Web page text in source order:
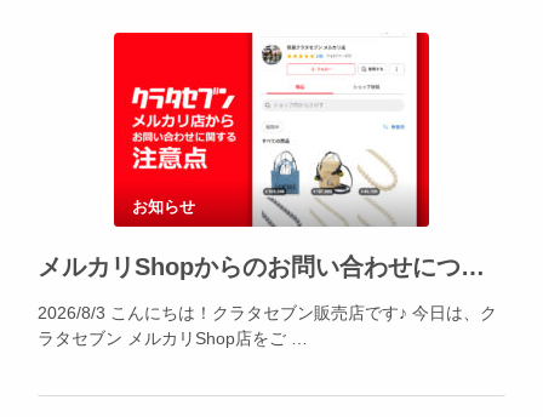
お知らせ
メルカリShopからのお問い合わせについて
2026/8/3 こんにちは！クラタセブン販売店です♪ 今日は、ク
ラタセブン メルカリShop店をご …